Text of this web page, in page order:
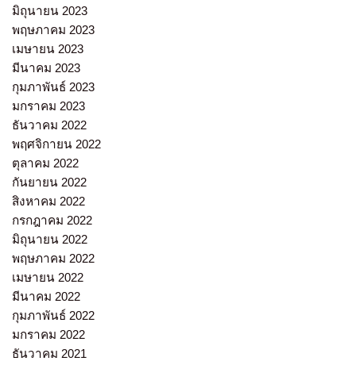
มิถุนายน 2023
พฤษภาคม 2023
เมษายน 2023
มีนาคม 2023
กุมภาพันธ์ 2023
มกราคม 2023
ธันวาคม 2022
พฤศจิกายน 2022
ตุลาคม 2022
กันยายน 2022
สิงหาคม 2022
กรกฎาคม 2022
มิถุนายน 2022
พฤษภาคม 2022
เมษายน 2022
มีนาคม 2022
กุมภาพันธ์ 2022
มกราคม 2022
ธันวาคม 2021